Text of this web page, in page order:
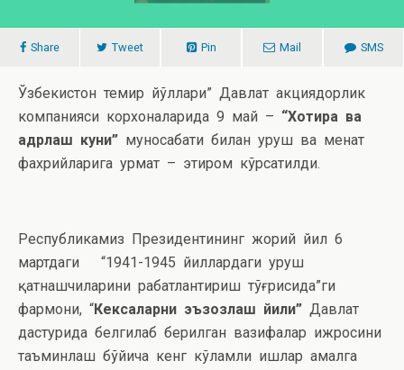
Share Tweet Pin Mail SMS
Ўзбекистон темир йўллари” Давлат акциядорлик
компанияси корхоналарида 9 май – “Хотира ва
қадрлаш куни” муносабати билан уруш ва меҳнат
фахрийларига ҳурмат – эҳтиром кўрсатилди.
Республикамиз Президентининг жорий йил 6
мартдаги “1941-1945 йиллардаги уруш
қатнашчиларини раҳбатлантириш тўғрисида”ги
фармони, “Кексаларни эъзозлаш йили” Давлат
дастурида белгилаб берилган вазифалар ижросини
таъминлаш бўйича кенг кўламли ишлар амалга